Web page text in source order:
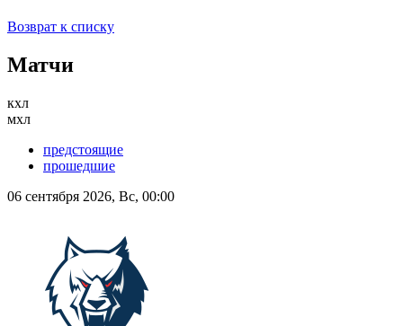
Возврат к списку
Матчи
кхл
мхл
предстоящие
прошедшие
06 сентября 2026, Вс, 00:00